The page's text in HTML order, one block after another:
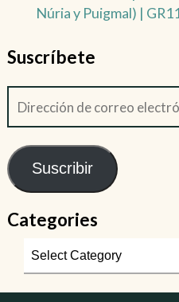
Núria y Puigmal) |
Suscríbete
Suscribir
Categories